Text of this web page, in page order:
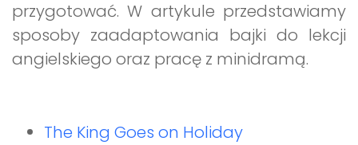
przygotować. W artykule przedstawiamy
sposoby zaadaptowania bajki do lekcji
angielskiego oraz pracę z minidramą.
The King Goes on Holiday